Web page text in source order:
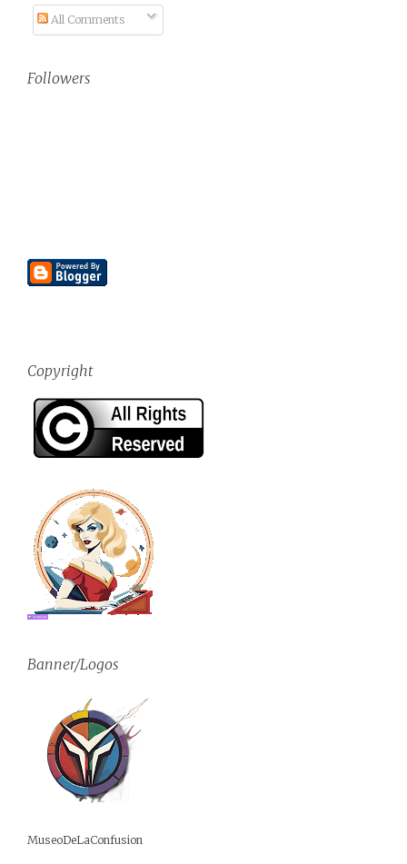
All Comments
Followers
Copyright
Banner/Logos
MuseoDeLaConfusion